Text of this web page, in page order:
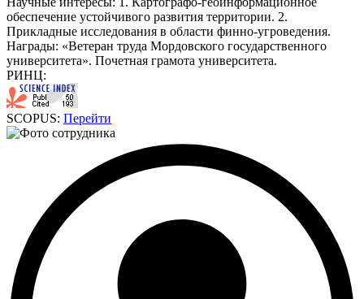
обеспечение устойчивого развития территории. 2.
Прикладные исследования в области финно-угроведения.
Награды: «Ветеран труда Мордовского государственного
университета». Почетная грамота университета.
РИНЦ:
SCOPUS: Перейти